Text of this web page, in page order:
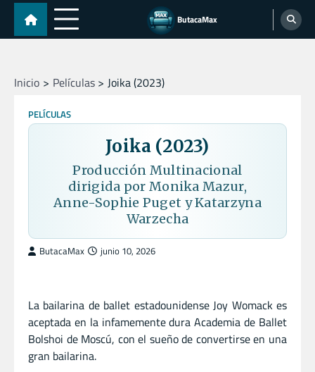
Skip
content
ButacaMax
Inicio Películas Joika (2023)
PELÍCULAS
Joika (2023)
Producción Multinacional
dirigida por Monika Mazur,
Anne-Sophie Puget y Katarzyna
Warzecha
ButacaMax junio 10, 2026
La bailarina de ballet estadounidense Joy Womack es
aceptada en la infamemente dura Academia de Ballet
Bolshoi de Moscú, con el sueño de convertirse en una
gran bailarina.